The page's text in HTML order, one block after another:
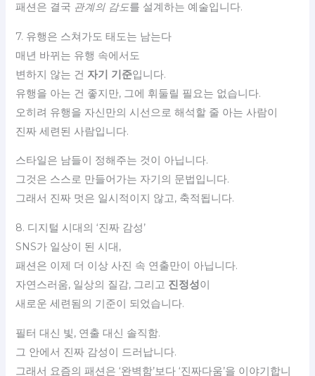
패션은 결국 관계의 감도를 설계하는 예술입니다.
7. 유행은 스쳐가도 태도는 남는다
매년 바뀌는 유행 속에서도
변하지 않는 건 자기 기준입니다.
유행을 아는 건 좋지만, 그에 휘둘릴 필요는 없습니다.
오히려 유행을 자신만의 시선으로 해석할 줄 아는 사람이
진짜 세련된 사람입니다.
스타일은 남들이 정해주는 것이 아닙니다.
그것은 스스로 만들어가는 자기의 문법입니다.
그래서 진짜 멋은 일시적이지 않고, 축적됩니다.
8. 디지털 시대의 ‘진짜 감성’
SNS가 일상이 된 시대,
패션은 이제 더 이상 사진 속 연출만이 아닙니다.
자연스러움, 일상의 질감, 그리고 진정성이
새로운 세련됨의 기준이 되었습니다.
필터 대신 빛, 연출 대신 솔직함.
그 안에서 진짜 감성이 드러납니다.
그래서 요즘의 패션은 ‘완벽함’보다 ‘진짜다움’을 이야기합니